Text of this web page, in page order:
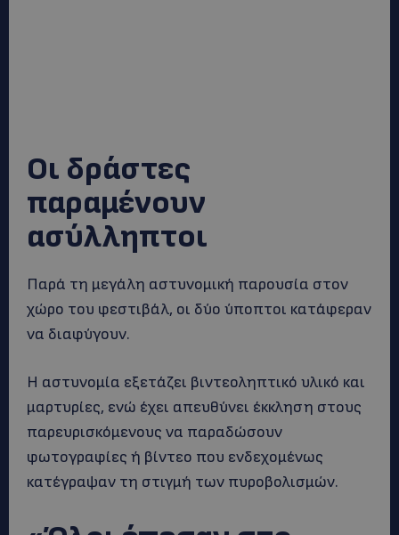
Οι δράστες
παραμένουν
ασύλληπτοι
Παρά τη μεγάλη αστυνομική παρουσία στον
χώρο του φεστιβάλ, οι δύο ύποπτοι κατάφεραν
να διαφύγουν.
Η αστυνομία εξετάζει βιντεοληπτικό υλικό και
μαρτυρίες, ενώ έχει απευθύνει έκκληση στους
παρευρισκόμενους να παραδώσουν
φωτογραφίες ή βίντεο που ενδεχομένως
κατέγραψαν τη στιγμή των πυροβολισμών.